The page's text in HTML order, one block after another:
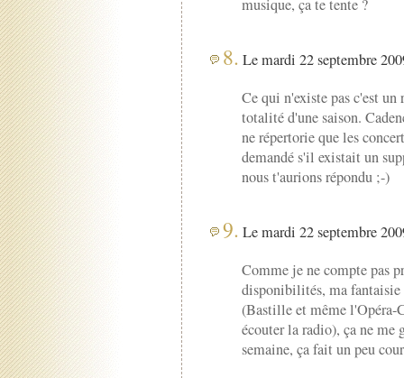
musique, ça te tente ?
8. Le mardi 22 septembre
Ce qui n'existe pas c'est un
totalité d'une saison.
ne répertorie que les
demandé s'il existait un
nous t'aurions répondu ;-)
9. Le mardi 22 septembre
Comme je ne compte pas
disponibilités, ma
(Bastille et même l'Opéra-
écouter la radio), ça ne me
semaine, ça fait un peu